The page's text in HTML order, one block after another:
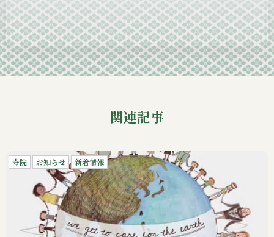
2024-10
2024-09
関連記事
寺院 お知らせ 新着情報